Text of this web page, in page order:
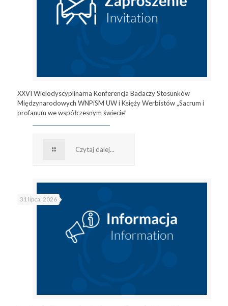
XXVI Wielodyscyplinarna Konferencja Badaczy Stosunków
Międzynarodowych WNPiSM UW i Księży Werbistów „Sacrum i
profanum we współczesnym świecie”
Czytaj dalej...
31 lipca, 2026